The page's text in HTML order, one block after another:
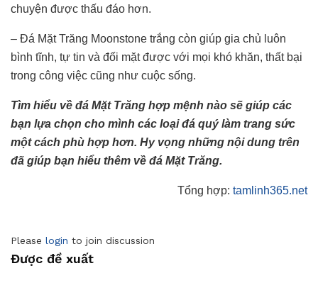
chuyện được thấu đáo hơn.
– Đá Mặt Trăng Moonstone trắng còn giúp gia chủ luôn
bình tĩnh, tự tin và đối mặt được với mọi khó khăn, thất bại
trong công việc cũng như cuộc sống.
Tìm hiểu về đá Mặt Trăng hợp mệnh nào sẽ giúp các
bạn lựa chọn cho mình các loại đá quý làm trang sức
một cách phù hợp hơn. Hy vọng những nội dung trên
đã giúp bạn hiểu thêm về đá Mặt Trăng.
Tổng hợp: tamlinh365.net
Please login to join discussion
Được đề xuất